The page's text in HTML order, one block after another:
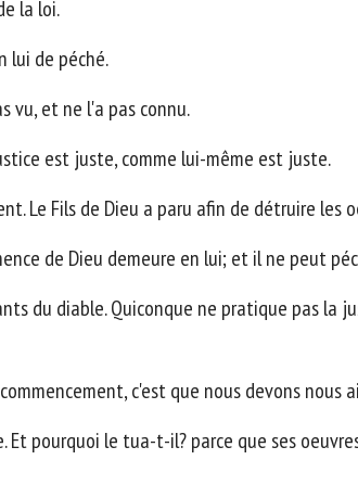
la loi.
lui de péché.
vu, et ne l'a pas connu.
est juste, comme lui-même est juste.
Le Fils de Dieu a paru afin de détruire les
de Dieu demeure en lui; et il ne peut
du diable. Quiconque ne pratique pas la
c'est que nous devons nous
pourquoi le tua-t-il? parce que ses